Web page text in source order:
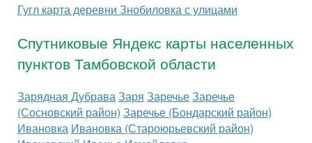
Гугл карта деревни Знобиловка с улицами
Спутниковые Яндекс карты населенных
пунктов Тамбовской области
Зарядная Дубрава Заря ЗаречьеЗаречье
(Сосновский район) Заречье (Бондарский район)
Ивановка Ивановка (Староюрьевский район)